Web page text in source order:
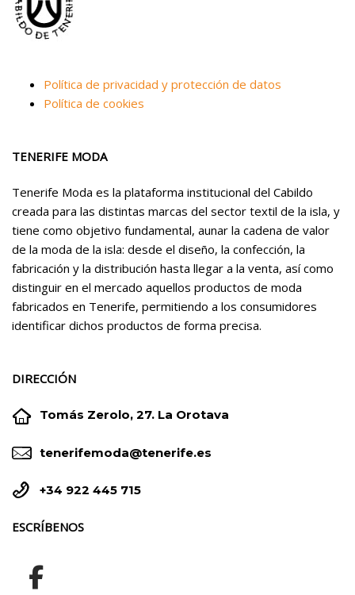
Política de privacidad y protección de datos
Política de cookies
TENERIFE MODA
Tenerife Moda es la plataforma institucional del Cabildo
creada para las distintas marcas del sector textil de la isla, y
tiene como objetivo fundamental, aunar la cadena de valor
de la moda de la isla: desde el diseño, la confección, la
fabricación y la distribución hasta llegar a la venta, así como
distinguir en el mercado aquellos productos de moda
fabricados en Tenerife, permitiendo a los consumidores
identificar dichos productos de forma precisa.
DIRECCIÓN

 Tomás Zerolo, 27. La Orotava

 tenerifemoda@tenerife.es

 +34 922 445 715
ESCRÍBENOS